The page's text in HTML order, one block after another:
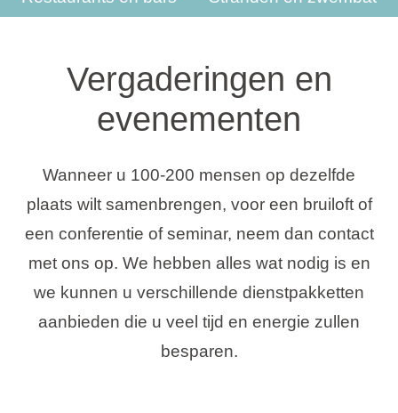
Merken
Vergaderingen en
evenementen
Wanneer u 100-200 mensen op dezelfde
plaats wilt samenbrengen, voor een bruiloft of
een conferentie of seminar, neem dan contact
met ons op. We hebben alles wat nodig is en
we kunnen u verschillende dienstpakketten
aanbieden die u veel tijd en energie zullen
besparen.